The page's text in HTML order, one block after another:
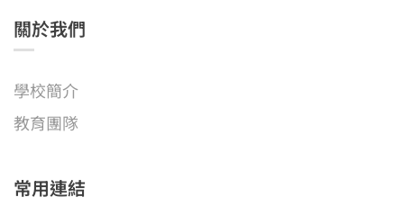
關於我們
學校簡介
教育團隊
常用連結